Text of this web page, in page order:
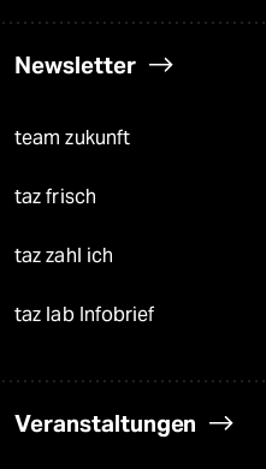
Newsletter
team zukunft
taz frisch
taz zahl ich
taz lab Infobrief
Veranstaltungen